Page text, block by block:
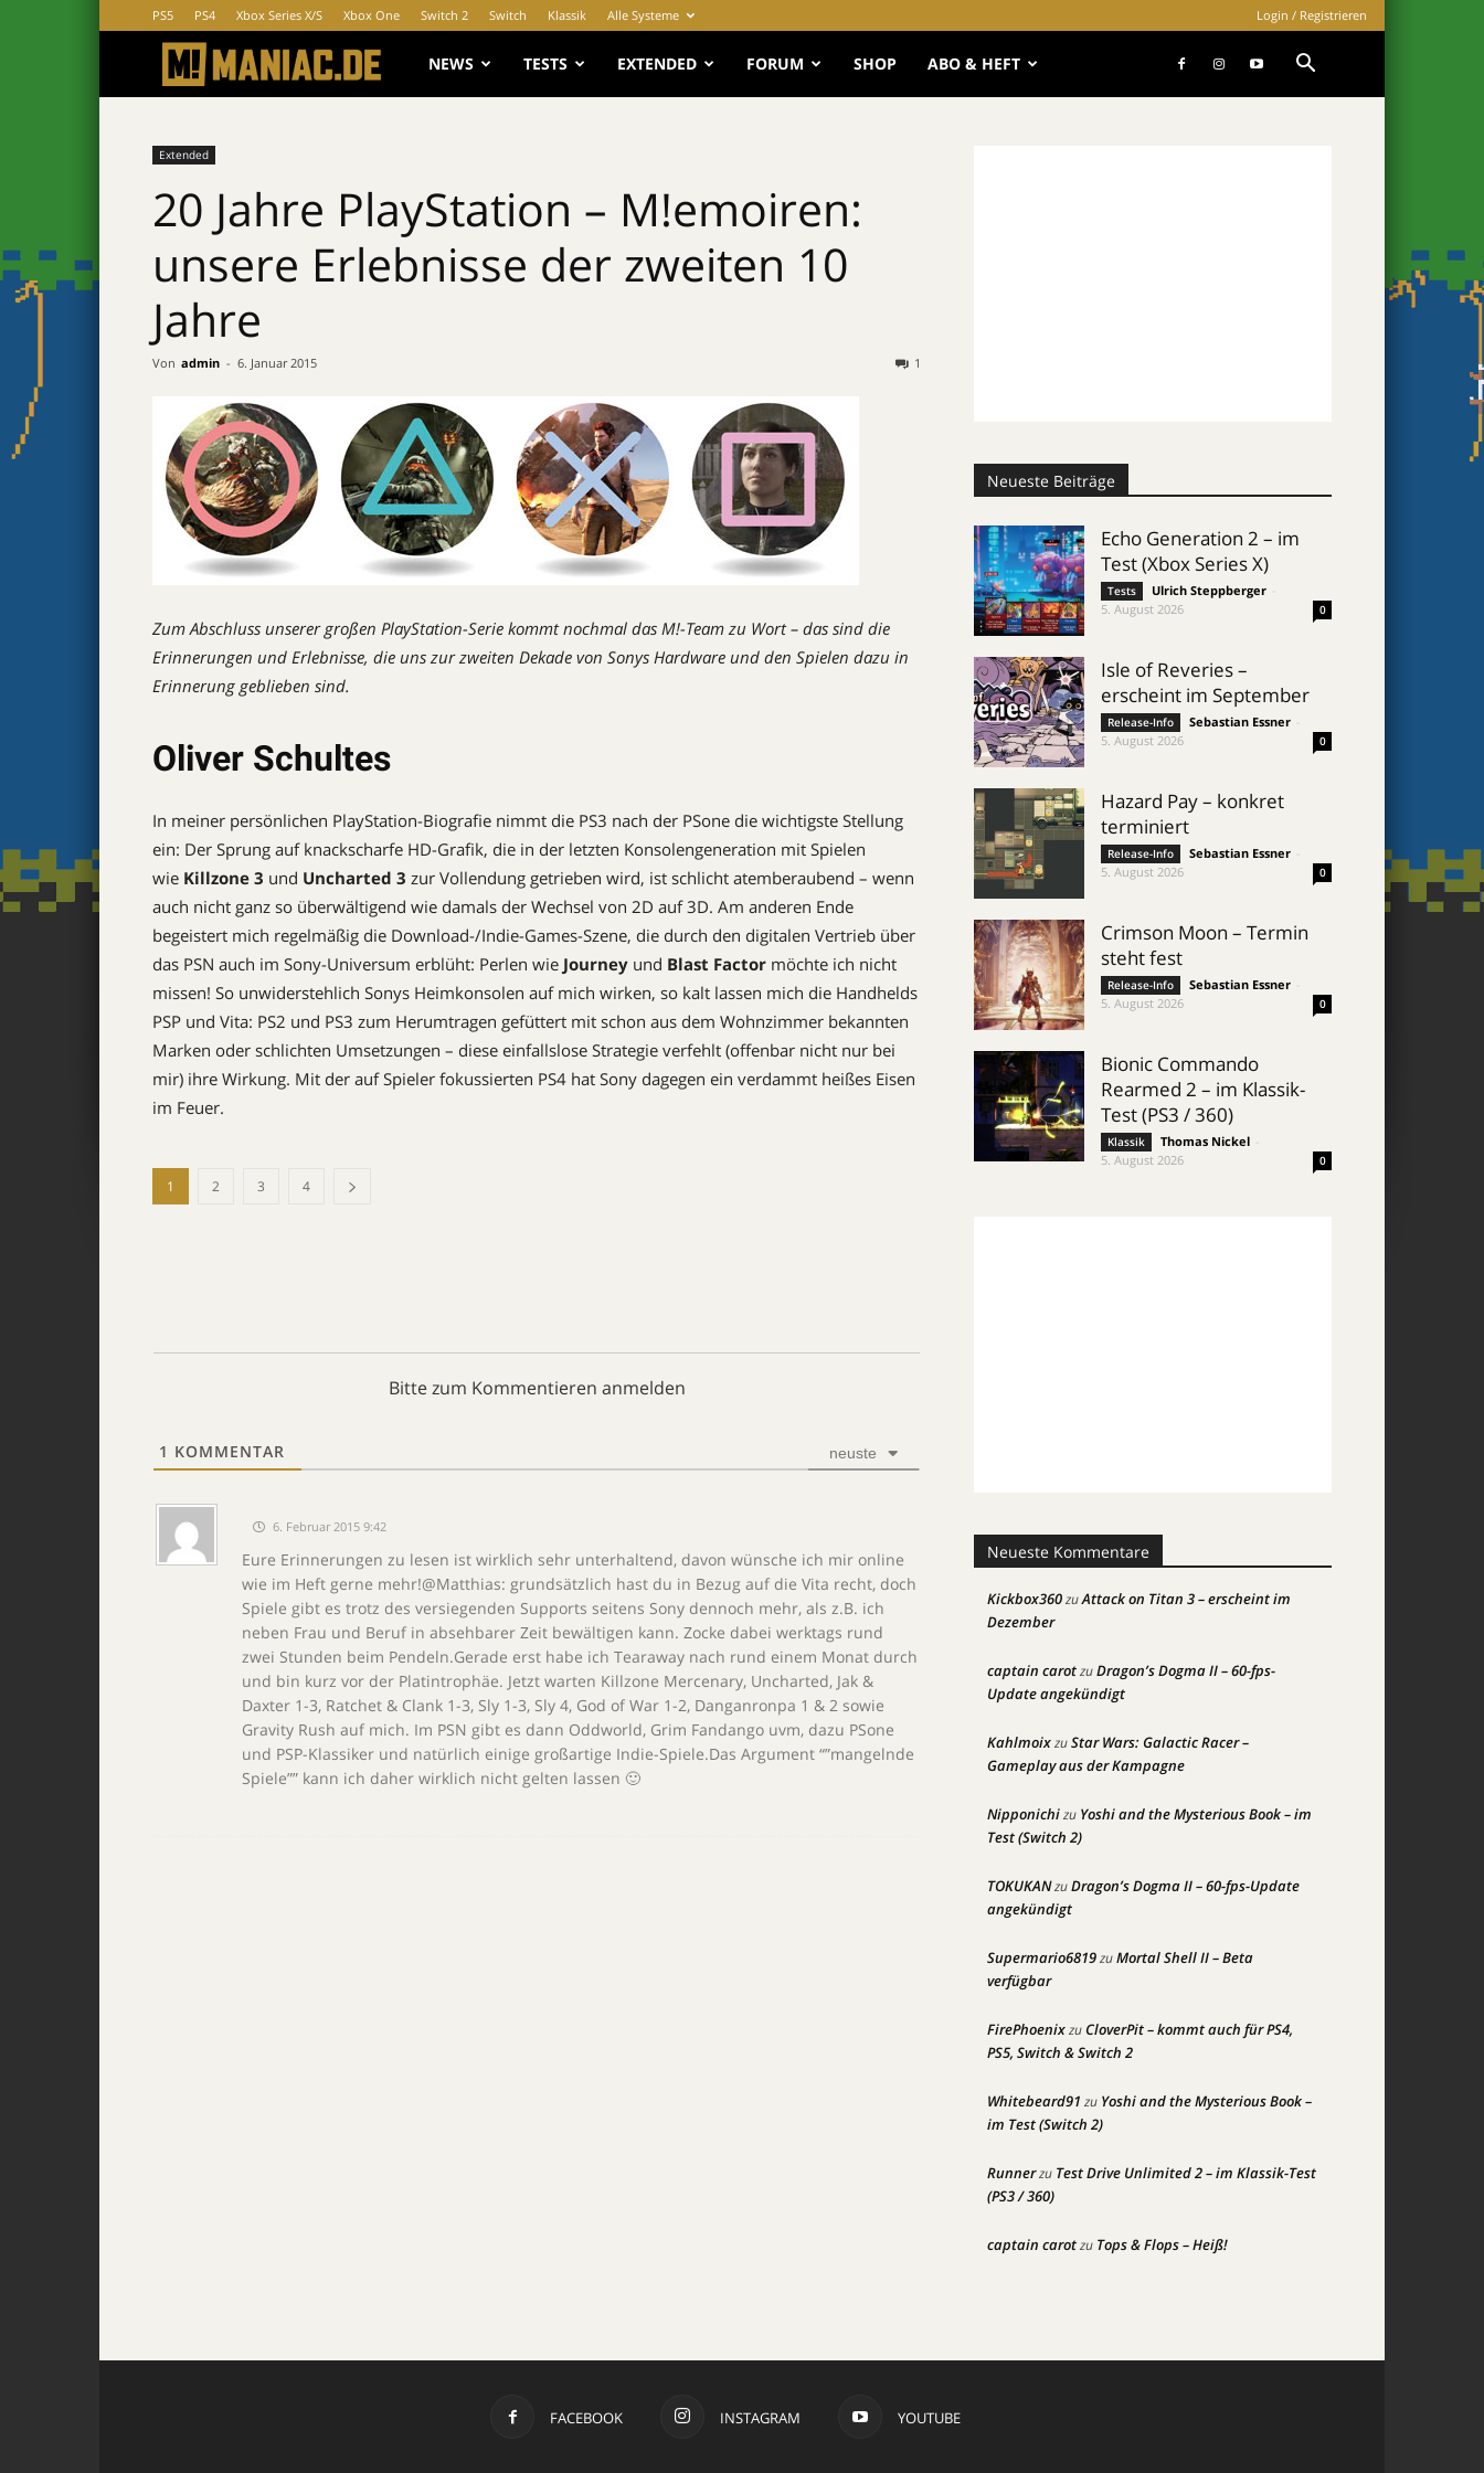
PS5 PS4 Xbox Series X/S Xbox One Switch 2 Switch Klassik Alle Systeme Login / Registrieren
MANIAC.de
NEWS TESTS EXTENDED FORUM SHOP ABO & HEFT
Extended
20 Jahre PlayStation – M!emoiren:
unsere Erlebnisse der zweiten 10
Jahre
Von admin - 6. Januar 2015 1
Zum Abschluss unserer großen PlayStation-Serie kommt nochmal das M!-Team zu Wort – das sind die
Erinnerungen und Erlebnisse, die uns zur zweiten Dekade von Sonys Hardware und den Spielen dazu in
Erinnerung geblieben sind.
Oliver Schultes
In meiner persönlichen Play­Station-Biografie nimmt die PS3 nach der PSone die wichtigste Stellung
ein: Der Sprung auf knackscharfe HD-Grafik, die in der letzten Konsolengeneration mit Spielen
wie Killzone 3 und Uncharted 3 zur Vollendung getrieben wird, ist schlicht atemberaubend – wenn
auch nicht ganz so überwältigend wie damals der Wechsel von 2D auf 3D. Am anderen Ende
begeistert mich regelmäßig die Download-/Indie-Games-Szene, die durch den digitalen Vertrieb über
das PSN auch im Sony-Universum erblüht: Perlen wie Journey und Blast Factor möchte ich nicht
missen! So unwiderstehlich Sonys Heimkonsolen auf mich wirken, so kalt lassen mich die Handhelds
PSP und Vita: PS2 und PS3 zum Herumtragen gefüttert mit schon aus dem Wohnzimmer bekannten
Marken oder schlichten Umsetzungen – diese einfallslose Strategie verfehlt (offenbar nicht nur bei
mir) ihre Wirkung. Mit der auf Spieler fokussierten PS4 hat Sony dagegen ein verdammt heißes Eisen
im Feuer.
1 2 3 4
Bitte zum Kommentieren anmelden
1 KOMMENTAR neuste
6. Februar 2015 9:42
Eure Erinnerungen zu lesen ist wirklich sehr unterhaltend, davon wünsche ich mir online
wie im Heft gerne mehr!@Matthias: grundsätzlich hast du in Bezug auf die Vita recht, doch
Spiele gibt es trotz des versiegenden Supports seitens Sony dennoch mehr, als z.B. ich
neben Frau und Beruf in absehbarer Zeit bewältigen kann. Zocke dabei werktags rund
zwei Stunden beim Pendeln.Gerade erst habe ich Tearaway nach rund einem Monat durch
und bin kurz vor der Platintrophäe. Jetzt warten Killzone Mercenary, Uncharted, Jak &
Daxter 1-3, Ratchet & Clank 1-3, Sly 1-3, Sly 4, God of War 1-2, Danganronpa 1 & 2 sowie
Gravity Rush auf mich. Im PSN gibt es dann Oddworld, Grim Fandango uvm, dazu PSone
und PSP-Klassiker und natürlich einige großartige Indie-Spiele.Das Argument “”mangelnde
Spiele”” kann ich daher wirklich nicht gelten lassen 🙂
Neueste Beiträge
Echo Generation 2 – im
Test (Xbox Series X)
Tests Ulrich Steppberger
5. August 2026
0
Isle of Reveries –
erscheint im September
Release-Info Sebastian Essner
5. August 2026
0
Hazard Pay – konkret
terminiert
Release-Info Sebastian Essner
5. August 2026
0
Crimson Moon – Termin
steht fest
Release-Info Sebastian Essner
5. August 2026
0
Bionic Commando
Rearmed 2 – im Klassik-
Test (PS3 / 360)
Klassik Thomas Nickel
5. August 2026
0
Neueste Kommentare
Kickbox360zuAttack on Titan 3 – erscheint im
Dezember
captain carotzuDragon’s Dogma II – 60-fps-
Update angekündigt
KahlmoixzuStar Wars: Galactic Racer –
Gameplay aus der Kampagne
Nipponichizu Yoshi and the Mysterious Book – im
Test (Switch 2)
TOKUKANzuDragon’s Dogma II – 60-fps-Update
angekündigt
Supermario6819zuMortal Shell II – Beta
verfügbar
FirePhoenixzuCloverPit – kommt auch für PS4,
PS5, Switch & Switch 2
Whitebeard91 zu Yoshi and the Mysterious Book –
im Test (Switch 2)
Runnerzu Test Drive Unlimited 2 – im Klassik-Test
(PS3 / 360)
captain carotzu Tops & Flops – Heiß!
FACEBOOK INSTAGRAM YOUTUBE